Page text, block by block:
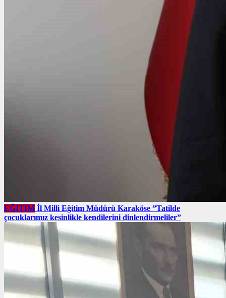
EĞITIM İl Milli Eğitim Müdürü Karaköse ”Tatilde
çocuklarımız kesinlikle kendilerini dinlendirmeliler”